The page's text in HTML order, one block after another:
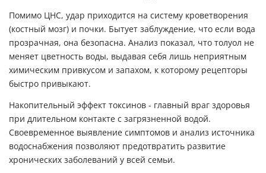
Помимо ЦНС, удар приходится на систему кроветворения
(костный мозг) и почки. Бытует заблуждение, что если вода
прозрачная, она безопасна. Анализ показал, что толуол не
меняет цветность воды, выдавая себя лишь неприятным
химическим привкусом и запахом, к которому рецепторы
быстро привыкают.
Накопительный эффект токсинов - главный враг здоровья
при длительном контакте с загрязненной водой.
Своевременное выявление симптомов и анализ источника
водоснабжения позволяют предотвратить развитие
хронических заболеваний у всей семьи.